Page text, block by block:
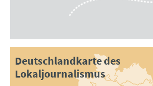
Deutschlandkarte des
Lokaljournalismus